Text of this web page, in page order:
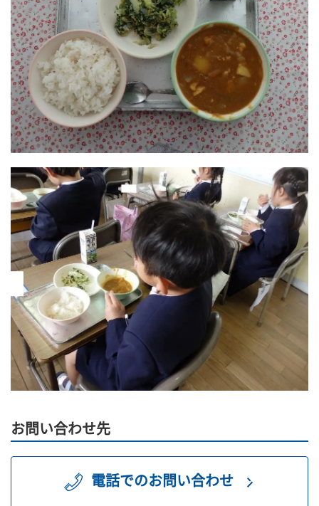
お問い合わせ先
電話でのお問い合わせ